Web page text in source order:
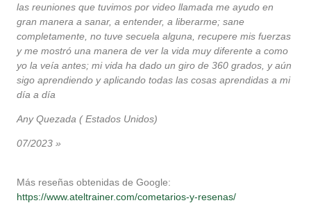
las reuniones que tuvimos por video llamada me ayudo en
gran manera a sanar, a entender, a liberarme; sane
completamente, no tuve secuela alguna, recupere mis fuerzas
y me mostró una manera de ver la vida muy diferente a como
yo la veía antes; mi vida ha dado un giro de 360 grados, y aún
sigo aprendiendo y aplicando todas las cosas aprendidas a mi
día a día
Any Quezada ( Estados Unidos)
07/2023 »
Más reseñas obtenidas de Google:
https://www.ateltrainer.com/cometarios-y-resenas/